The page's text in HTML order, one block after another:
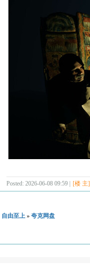
Posted: 2026-06-08 09:59 | [楼 主]
自由至上 » 夸克网盘